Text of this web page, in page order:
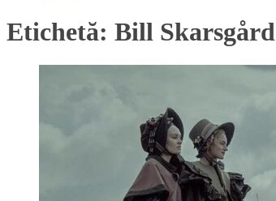
Etichetă: Bill Skarsgård